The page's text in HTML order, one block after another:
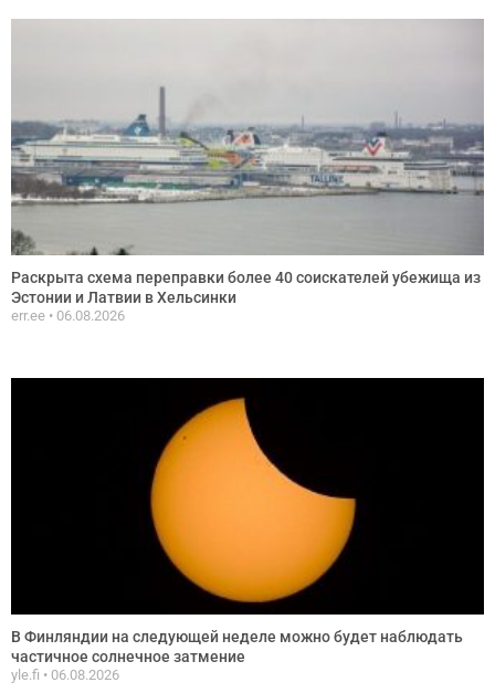
Раскрыта схема переправки более 40 соискателей убежища из
Эстонии и Латвии в Хельсинки
err.ee 06.08.2026
В Финляндии на следующей неделе можно будет наблюдать
частичное солнечное затмение
yle.fi 06.08.2026